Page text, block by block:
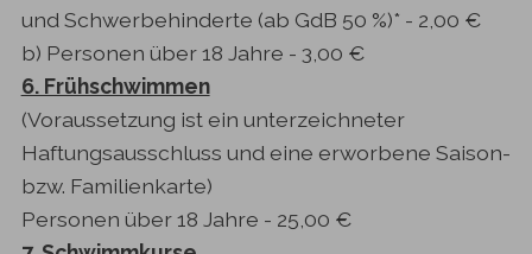
und Schwerbehinderte (ab GdB 50 %)* - 2,00 €
b) Personen über 18 Jahre - 3,00 €
6. Frühschwimmen
(Voraussetzung ist ein unterzeichneter
Haftungsausschluss und eine erworbene Saison-
bzw. Familienkarte)
Personen über 18 Jahre - 25,00 €